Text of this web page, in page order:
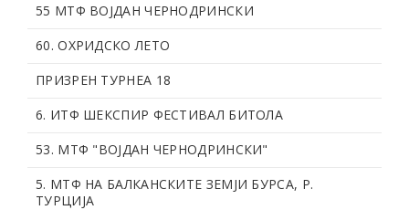
55 МТФ ВОЈДАН ЧЕРНОДРИНСКИ
60. OХРИДСКО ЛЕТО
ПРИЗРЕН ТУРНЕА 18
6. ИТФ ШЕКСПИР ФЕСТИВАЛ БИТОЛА
53. МТФ "ВОЈДАН ЧЕРНОДРИНСКИ"
5. МТФ НА БАЛКАНСКИТЕ ЗЕМЈИ БУРСА, Р.
ТУРЦИЈА